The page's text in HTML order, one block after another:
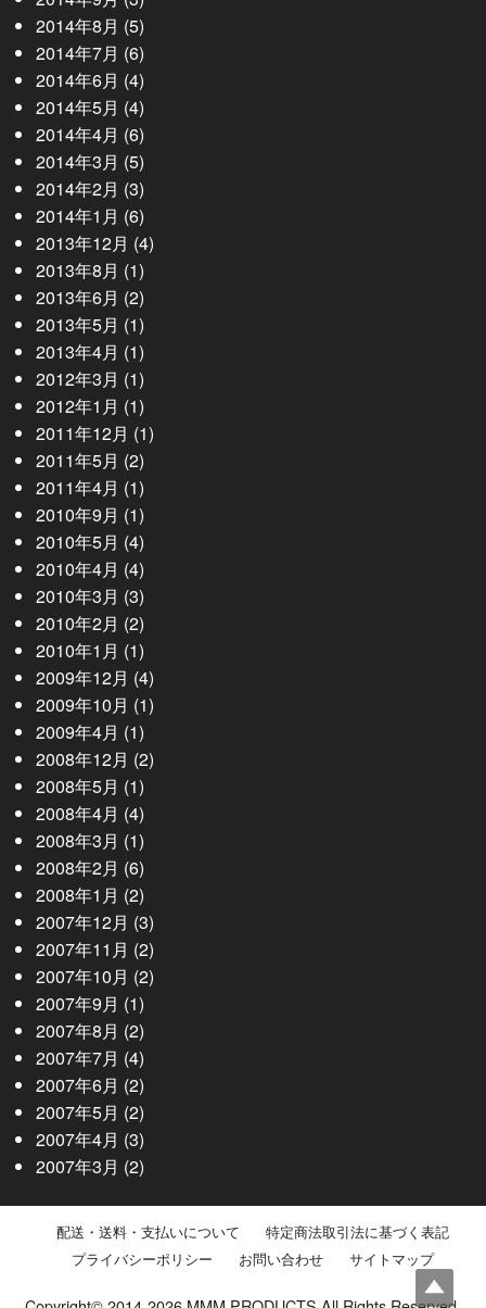
2014年8月 (5)
2014年7月 (6)
2014年6月 (4)
2014年5月 (4)
2014年4月 (6)
2014年3月 (5)
2014年2月 (3)
2014年1月 (6)
2013年12月 (4)
2013年8月 (1)
2013年6月 (2)
2013年5月 (1)
2013年4月 (1)
2012年3月 (1)
2012年1月 (1)
2011年12月 (1)
2011年5月 (2)
2011年4月 (1)
2010年9月 (1)
2010年5月 (4)
2010年4月 (4)
2010年3月 (3)
2010年2月 (2)
2010年1月 (1)
2009年12月 (4)
2009年10月 (1)
2009年4月 (1)
2008年12月 (2)
2008年5月 (1)
2008年4月 (4)
2008年3月 (1)
2008年2月 (6)
2008年1月 (2)
2007年12月 (3)
2007年11月 (2)
2007年10月 (2)
2007年9月 (1)
2007年8月 (2)
2007年7月 (4)
2007年6月 (2)
2007年5月 (2)
2007年4月 (3)
2007年3月 (2)
配送・送料・支払いについて
特定商法取引法に基づく表記
プライバシーポリシー
お問い合わせ サイトマップ